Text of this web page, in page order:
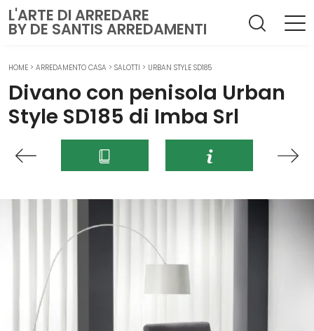
L'ARTE DI ARREDARE
BY DE SANTIS ARREDAMENTI
HOME > ARREDAMENTO CASA > SALOTTI > URBAN STYLE SD185
Divano con penisola Urban
Style SD185 di Imba Srl